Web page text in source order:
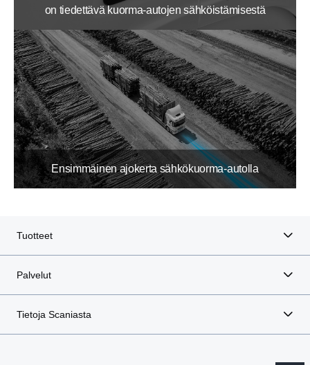
on tiedettävä kuorma-autojen sähköistämisestä
Ensimmäinen ajokerta sähkökuorma-autolla
Tuotteet
Palvelut
Tietoja Scaniasta